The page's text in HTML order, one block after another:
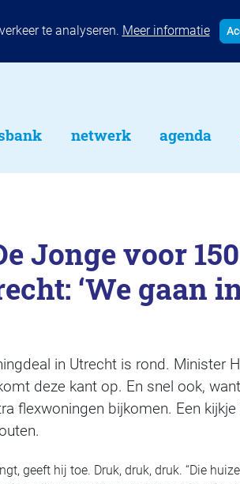
te analyseren. Meer informatie
netwerk agenda
Jonge voor
‘We gaan
in Utrecht is rond. Minister
deze kant op. En snel ook,
flexwoningen bijkomen. Een
geeft hij toe. Druk, druk, druk. “Die